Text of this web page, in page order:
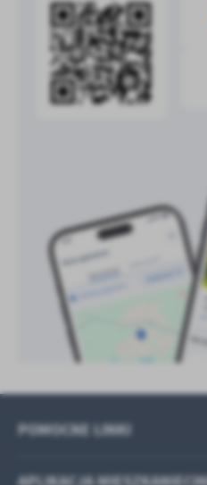
treści w postaci wiadomości,
społecznościowych.
POMOCNE LINKI